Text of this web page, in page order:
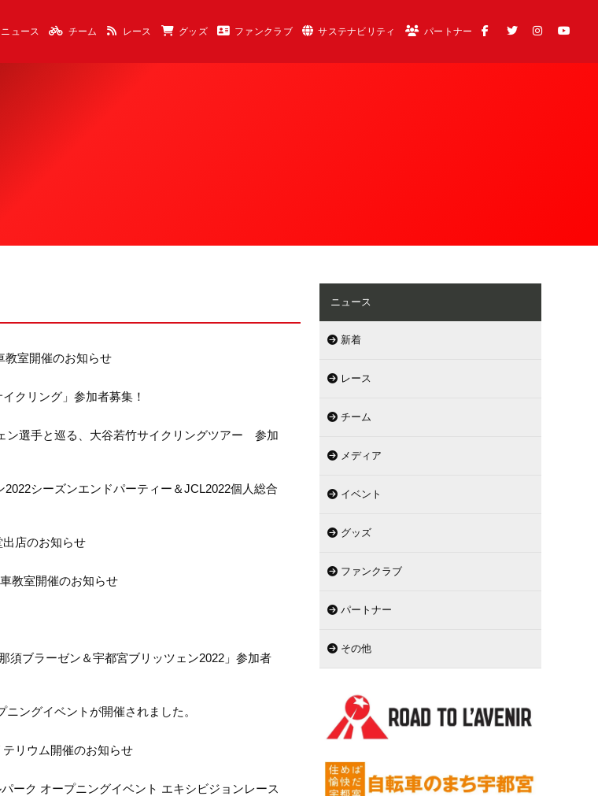
ニュース チーム レース グッズ ファンクラブ サステナビリティ パートナー
教室開催のお知らせ
クリング」参加者募集！
ン選手と巡る、大谷若竹サイクリングツアー 参加
シーズンエンドパーティー＆JCL2022個人総合
店のお知らせ
教室開催のお知らせ
須ブラーゼン＆宇都宮ブリッツェン2022」参加者
ングイベントが開催されました。
リウム開催のお知らせ
ク オープニングイベント エキシビジョンレース
ニュース
新着
レース
チーム
メディア
イベント
グッズ
ファンクラブ
パートナー
その他